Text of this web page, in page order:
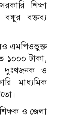
শিক্ষা
বন্ধুর বক্তব্য
এমপিওভুক্ত
১০০০ টাকা,
দুঃখজনক ও
মাধ্যমিক
ও জেলা